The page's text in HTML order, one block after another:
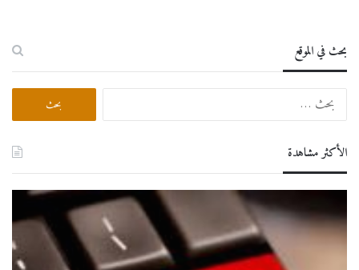
بحث في الموقع
البحث
الأكثر مشاهدة